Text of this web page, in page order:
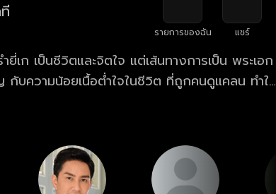
รายการของฉัน แชร์
ก เป็นชีวิตและจิตใจ แต่เส้นทางการเป็น พระเอก
กับความน้อยเนื้อต่ำใจในชีวิต ที่ถูกคนดูแคลน ทำให้
งจาก ดินสู่ดาว หวังมีชีวิตที่ดี โดยมี โสน (ปลายฟ้า)
น พระเอกยี่เกรูปงาม ที่ตกเป็นที่หมายปองของสาว
อนใหม่ล่าสุด ทุกวันพุธ-พฤหัสบดี เวลา 20:30 น.
าง ครบทุกตอน ฟรี! ที่แรก ที่เดียว ทางเว็บไซต์